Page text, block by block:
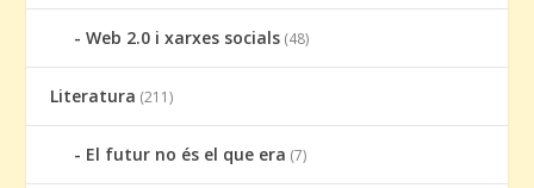
Web 2.0 i xarxes socials (48)
Literatura (211)
El futur no és el que era (7)